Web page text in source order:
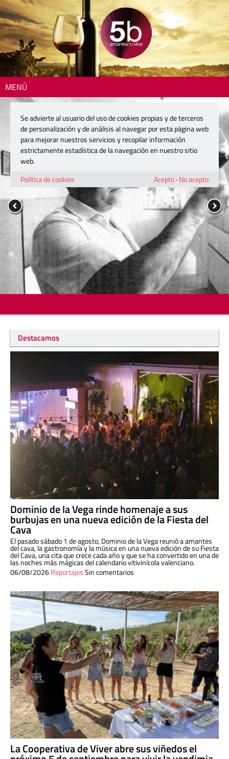
MENÚ
Destacamos
Dominio de la Vega rinde homenaje a sus
burbujas en una nueva edición de la Fiesta del
Cava
El pasado sábado 1 de agosto, Dominio de la Vega reunió a amantes
del cava, la gastronomía y la música en una nueva edición de su Fiesta
del Cava, una cita que crece cada año y que se ha convertido en una de
las noches más mágicas del calendario vitivinícola valenciano.
06/08/2026ReportajesSin comentarios
La Cooperativa de Viver abre sus viñedos el
Se advierte al usuario del uso de cookies propias y de terceros
de personalización y de análisis al navegar por esta página web
para mejorar nuestros servicios y recopilar información
estrictamente estadística de la navegación en nuestro sitio
web.
Política de cookies
Acepto· No acepto